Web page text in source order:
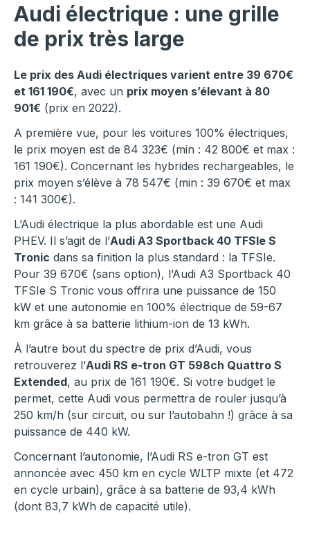
Audi électrique : une grille
de prix très large
Le prix des Audi électriques varient entre 39 670€
et 161 190€, avec un prix moyen s’élevant à 80
901€ (prix en 2022).
A première vue, pour les voitures 100% électriques,
le prix moyen est de 84 323€ (min : 42 800€ et max :
161 190€). Concernant les hybrides rechargeables, le
prix moyen s’élève à 78 547€ (min : 39 670€ et max
: 141 300€).
L’Audi électrique la plus abordable est une Audi
PHEV. Il s’agit de l’Audi A3 Sportback 40 TFSIe S
Tronic dans sa finition la plus standard : la TFSIe.
Pour 39 670€ (sans option), l’Audi A3 Sportback 40
TFSIe S Tronic vous offrira une puissance de 150
kW et une autonomie en 100% électrique de 59-67
km grâce à sa batterie lithium-ion de 13 kWh.
À l’autre bout du spectre de prix d’Audi, vous
retrouverez l’Audi RS e-tron GT 598ch Quattro S
Extended, au prix de 161 190€. Si votre budget le
permet, cette Audi vous permettra de rouler jusqu’à
250 km/h (sur circuit, ou sur l’autobahn !) grâce à sa
puissance de 440 kW.
Concernant l’autonomie, l’Audi RS e-tron GT est
annoncée avec 450 km en cycle WLTP mixte (et 472
en cycle urbain), grâce à sa batterie de 93,4 kWh
(dont 83,7 kWh de capacité utile).